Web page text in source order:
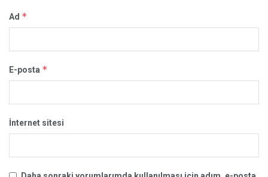
Ad *
E-posta *
İnternet sitesi